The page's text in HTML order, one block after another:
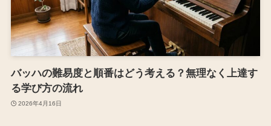
バッハの難易度と順番はどう考える？無理なく上達す
る学び方の流れ
2026年4月16日